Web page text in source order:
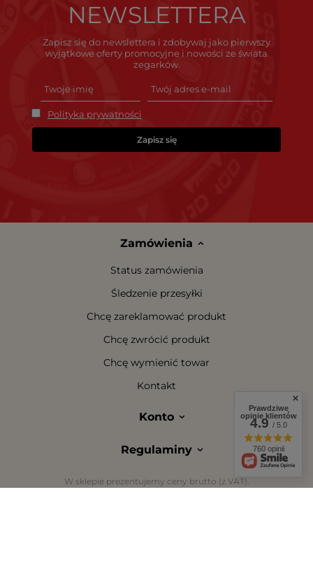
NEWSLETTERA
Zapisz się do newslettera i zdobywaj jako pierwszy
wyjątkowe oferty promocyjne i nowości ze świata
zegarków.
Polityka prywatności
Zapisz się
Zamówienia
Status zamówienia
Śledzenie przesyłki
Chcę zareklamować produkt
Chcę zwrócić produkt
Chcę wymienić towar
Kontakt
Konto
Regulaminy
W sklepie prezentujemy ceny brutto (z VAT).
Prawdziwe
opinie klientów
4.9/ 5.0
760 opinii